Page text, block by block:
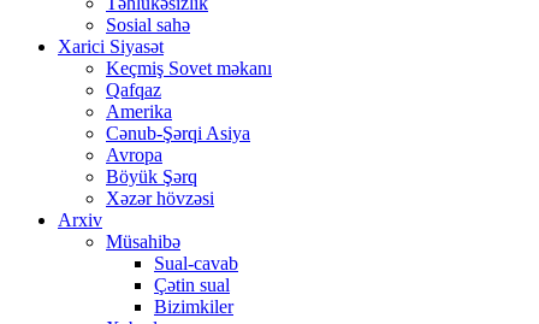
Sosial sahə
Xarici Siyasət
Keçmiş Sovet məkanı
Qafqaz
Amerika
Cənub-Şərqi Asiya
Avropa
Böyük Şərq
Xəzər hövzəsi
Arxiv
Müsahibə
Sual-cavab
Çətin sual
Bizimkiler